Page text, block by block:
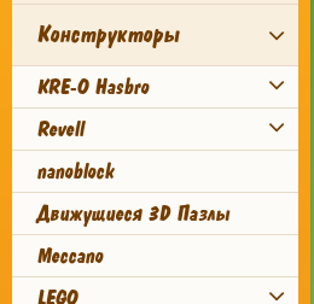
Конструкторы
KRE-O Hasbro
Revell
nanoblock
Движущиеся 3D Пазлы
Meccano
LEGO